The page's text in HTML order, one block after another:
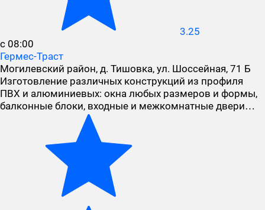
3.25
с 08:00
Гермес-Траст
Могилевский район, д. Тишовка, ул. Шоссейная, 71 Б
Изготовление различных конструкций из профиля
ПВХ и алюминиевых: окна любых размеров и формы,
балконные блоки, входные и межкомнатные двери…